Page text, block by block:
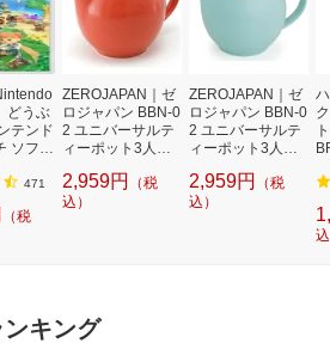
うぶ
テンド
ソフ
471
（税
ZEROJAPAN｜ゼ
ロジャパン BBN-0
2 ユニバーサルテ
ィーポット3人用
2CA]
2,959円
（税
込）
ZEROJAPAN｜ゼ
ロジャパン BBN-0
2 ユニバーサルテ
ィーポット3人用
[BNN02GMT]
2,959円
（税
込）
キング